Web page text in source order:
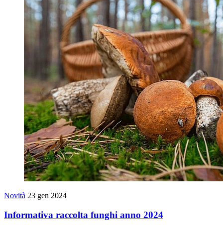
Novità 23 gen 2024
Informativa raccolta funghi anno 2024